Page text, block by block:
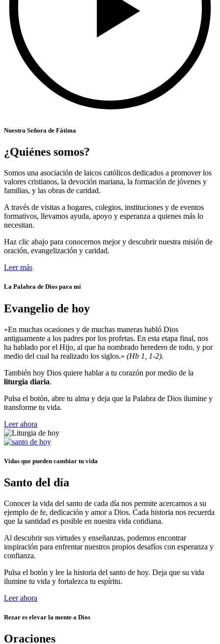
Nuestra Señora de Fátima
¿Quiénes somos?
Somos una asociación de laicos católicos dedicados a promover los
valores cristianos, la devoción mariana, la formación de jóvenes y
familias, y las obras de caridad.
A través de visitas a hogares, colegios, instituciones y de eventos
formativos, llevamos ayuda, apoyo y esperanza a quienes más lo
necesitan.
Haz clic abajo para conocernos mejor y descubrir nuestra misión de
oración, evangelización y caridad.
Leer más
La Palabra de Dios para mí
Evangelio de hoy
«En muchas ocasiones y de muchas maneras habló Dios
antiguamente a los padres por los profetas. En esta etapa final, nos
ha hablado por el Hijo, al que ha nombrado heredero de todo, y por
medio del cual ha realizado los siglos.» (Hb 1, 1-2).
También hoy Dios quiere hablar a tu corazón por medio de la
liturgia diaria.
Pulsa el botón, abre tu alma y deja que la Palabra de Dios ilumine y
transforme tu vida.
Leer ahora
Vidas que pueden cambiar tu vida
Santo del día
Conocer la vida del santo de cada día nos permite acercarnos a su
ejemplo de fe, dedicación y amor a Dios. Cada historia nos recuerda
que la santidad es posible en nuestra vida cotidiana.
Al descubrir sus virtudes y enseñanzas, podemos encontrar
inspiración para enfrentar nuestros propios desafíos con esperanza y
confianza.
Pulsa el botón y lee la historia del santo de hoy. Deja que su vida
ilumine tu vida y fortalezca tu espíritu.
Leer ahora
Rezar es elevar la mente a Dios
Oraciones